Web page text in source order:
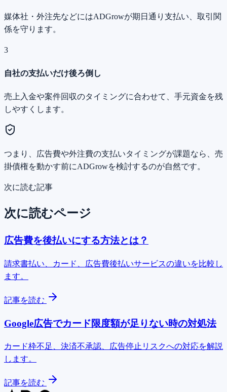
媒体社・外注先などにはADGrowが期日通り支払い、取引関
係を守ります。
3
自社の支払いだけ後ろ倒し
売上入金や案件回収のタイミングに合わせて、手元資金を残
しやすくします。
つまり、広告費や外注費の支払いタイミングが課題なら、売
掛債権を動かす前にADGrowを検討するのが自然です。
次に読む記事
次に読むページ
広告費を後払いにする方法とは？
請求書払い、カード、広告費後払いサービスの違いを比較し
ます。
記事を読む
Google広告でカード限度額が足りない時の対処法
カード枠不足、決済不承認、広告停止リスクへの対応を解説
します。
記事を読む